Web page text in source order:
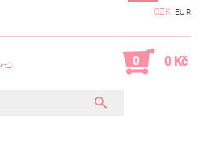
CZK EUR
0 0 Kč